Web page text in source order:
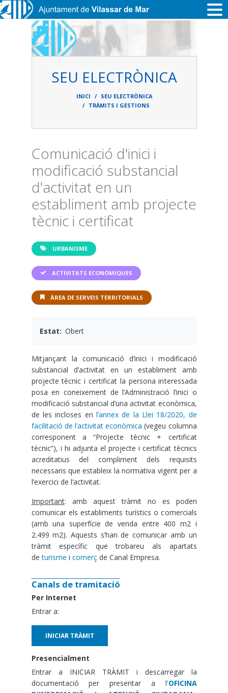
Vés al contingut
SEU ELECTRÒNICA
d'ariadna
INICI
SEU ELECTRÒNICA
TRÀMITS I GESTIONS
Comunicació d'inici i
modificació substancial
d'activitat en un
establiment amb projecte
tècnic i certificat
URBANISME
ACTIVITATS ECONÒMIQUES
ÀREA DE SERVEIS TERRITORIALS
Estat Obert
Mitjançant la comunicació d’inici i modificació
substancial d’activitat en un establiment amb
projecte tècnic i certificat la persona interessada
posa en coneixement de l’Administració l’inici o
modificació substancial d’una activitat econòmica,
de les incloses en l’annex de la Llei 18/2020, de
facilitació de l’activitat econòmica (vegeu columna
corresponent a “Projecte tècnic + certificat
tècnic”), i hi adjunta el projecte i certificat tècnics
acreditatius del compliment dels requisits
necessaris que estableix la normativa vigent per a
l’exercici de l’activitat.
Important: amb aquest tràmit no es poden
comunicar els establiments turístics o comercials
(amb una superfície de venda entre 400 m2 i
2.499 m2). Aquests s’han de comunicar amb un
tràmit específic que trobareu als apartats
deturisme i comerçde Canal Empresa.
Canals de tramitació
Per Internet
Entrar a:
INICIAR TRÀMIT
Presencialment
Entrar a INICIAR TRÀMIT i descarregar la
documentació per presentar a l'OFICINA